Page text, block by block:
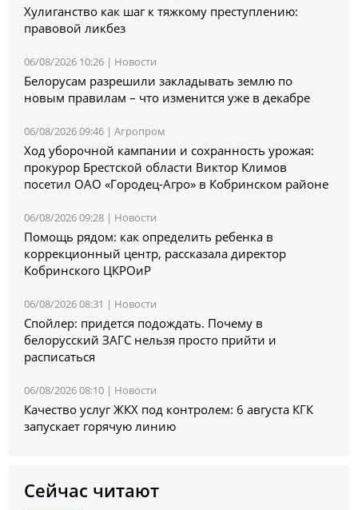
Хулиганство как шаг к тяжкому преступлению:
правовой ликбез
06/08/2026 10:26 | Новости
Белорусам разрешили закладывать землю по
новым правилам – что изменится уже в декабре
06/08/2026 09:46 | Агропром
Ход уборочной кампании и сохранность урожая:
прокурор Брестской области Виктор Климов
посетил ОАО «Городец-Агро» в Кобринском районе
06/08/2026 09:28 | Новости
Помощь рядом: как определить ребенка в
коррекционный центр, рассказала директор
Кобринского ЦКРОиР
06/08/2026 08:31 | Новости
Спойлер: придется подождать. Почему в
белорусский ЗАГС нельзя просто прийти и
расписаться
06/08/2026 08:10 | Новости
Качество услуг ЖКХ под контролем: 6 августа КГК
запускает горячую линию
Сейчас читают